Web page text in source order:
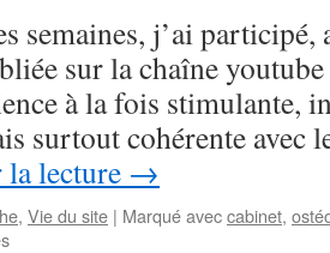
semaines, j’ai participé,
sur la chaîne
à la fois stimulante,
surtout cohérente avec
lecture →
, Vie du site | Marqué aveccabinet,
sur